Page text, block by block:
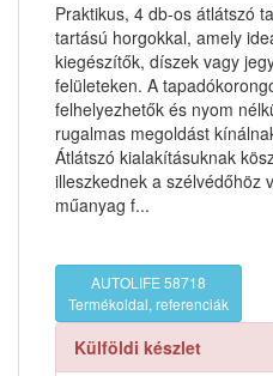
Praktikus, 4 db-os átlátszó
tartású horgokkal, amely
kiegészítők, díszek vagy
felületeken. A
felhelyezhetők és nyom
rugalmas megoldást
Átlátszó kialakításuknak
illeszkednek a szélvédőhöz
műanyag f...
AUTOLIFE 58718
Termékoldal, referenciák
Külföldi készlet